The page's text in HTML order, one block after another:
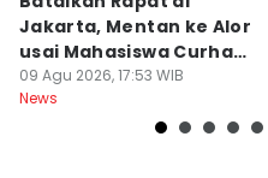
Jakarta, Mentan ke Alor
usai Mahasiswa Curhat
Beras Mahal
09 Agu 2026, 17:53 WIB
News